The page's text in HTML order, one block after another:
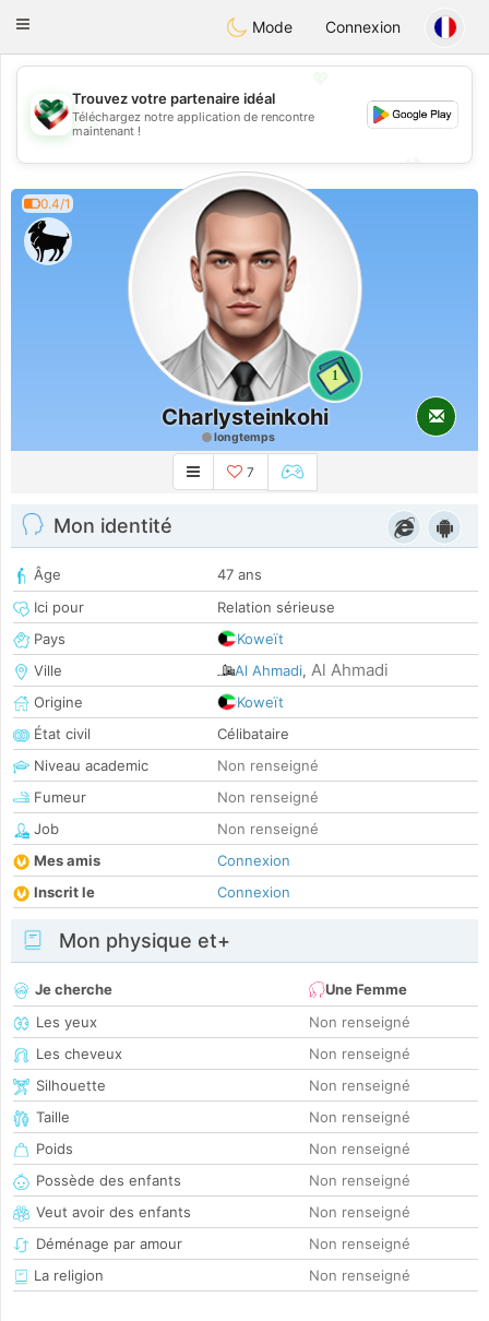
KuwaitChat
Toggle
Mode Connexion
💖
💕
💕
Trouvez votre partenaire idéal
Téléchargez notre application de rencontre
maintenant !
0.4/1
1
Charlysteinkohi
longtemps
7
Mon identité
Âge
47 ans
Ici pour
Relation sérieuse
Pays
Koweït
Ville
Al Ahmadi, Al Ahmadi
Origine
Koweït
État civil
Célibataire
Niveau academic
Non renseigné
Fumeur
Non renseigné
Job
Non renseigné
Mes amis
Connexion
Inscrit le
Connexion
Mon physique et+
Je cherche
Une Femme
Les yeux
Non renseigné
Les cheveux
Non renseigné
Silhouette
Non renseigné
Taille
Non renseigné
Poids
Non renseigné
Possède des enfants
Non renseigné
Veut avoir des enfants
Non renseigné
Déménage par amour
Non renseigné
La religion
Non renseigné